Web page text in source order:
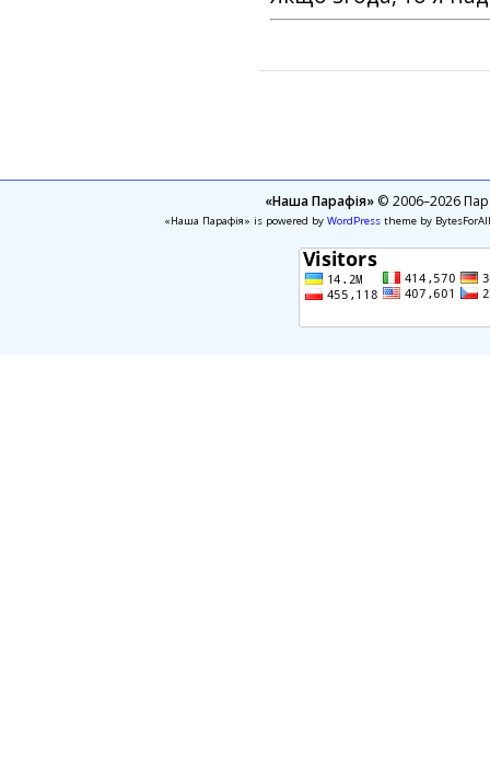
«Наша Парафія»© 2006–2026
«Наша Парафія» is powered by WordPresstheme by